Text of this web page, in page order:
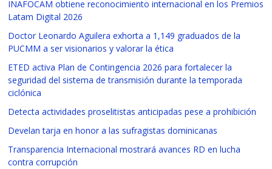
INAFOCAM obtiene reconocimiento internacional en los Premios
Latam Digital 2026
Doctor Leonardo Aguilera exhorta a 1,149 graduados de la
PUCMM a ser visionarios y valorar la ética
ETED activa Plan de Contingencia 2026 para fortalecer la
seguridad del sistema de transmisión durante la temporada
ciclónica
Detecta actividades proselitistas anticipadas pese a prohibición
Develan tarja en honor a las sufragistas dominicanas
Transparencia Internacional mostrará avances RD en lucha
contra corrupción